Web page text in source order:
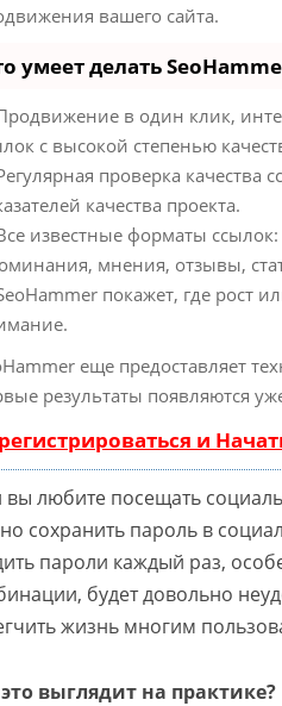
вашего сайта.
умеет делать
в один клик,
с высокой степенью
проверка качества
качества проекта.
известные форматы
мнения, отзывы,
покажет, где рост
еще предоставляет
результаты появляются
и
вы любите посещать
сохранить пароль в
пароли каждый раз,
будет довольно
жизнь многим
выглядит на практике?